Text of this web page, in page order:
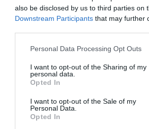
also be disclosed by us to third parties on
Downstream Participants that may further
Please note that this website/app uses
not limited to your visit or usage
grant or deny consent to Google and its
use your data for below specified
consent section.
Personal Data Processing Opt Outs
I want to opt-out of the Sharing of my
personal data.
Opted In
I want to opt-out of the Sale of my
Personal Data.
Opted In
Lokal byggvarebutikk med godt
utmerket service!